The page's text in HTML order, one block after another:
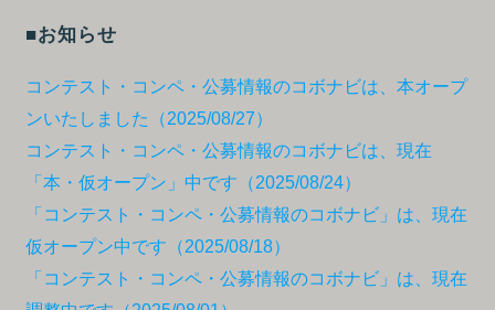
■お知らせ
コンテスト・コンペ・公募情報のコボナビは、本オープ
ンいたしました（2025/08/27）
コンテスト・コンペ・公募情報のコボナビは、現在
「本・仮オープン」中です（2025/08/24）
「コンテスト・コンペ・公募情報のコボナビ」は、現在
仮オープン中です（2025/08/18）
「コンテスト・コンペ・公募情報のコボナビ」は、現在